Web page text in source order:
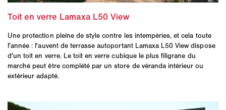
Une protection pleine de style contre les intempéries, et cela toute
l'année : l'auvent de terrasse autoportant Lamaxa L50 View dispose
d'un toit en verre. Le toit en verre cubique le plus filigrane du
marché peut être complété par un store de véranda intérieur ou
extérieur adapté.